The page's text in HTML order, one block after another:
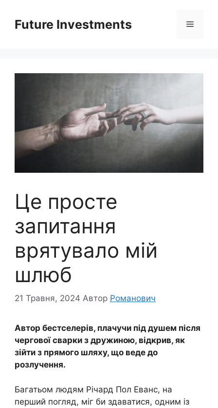
вмістуFuture Investments Меню
Це просте
запитання
врятувало мій
шлюб
21 Травня, 2024 Автор Романович
Автор бестселерів, плачучи під душем після
чергової сварки з дружиною, відкрив, як
зійти з прямого шляху, що веде до
розлучення.
Багатьом людям Річард Пол Еванс, на
перший погляд, міг би здаватися, одним із